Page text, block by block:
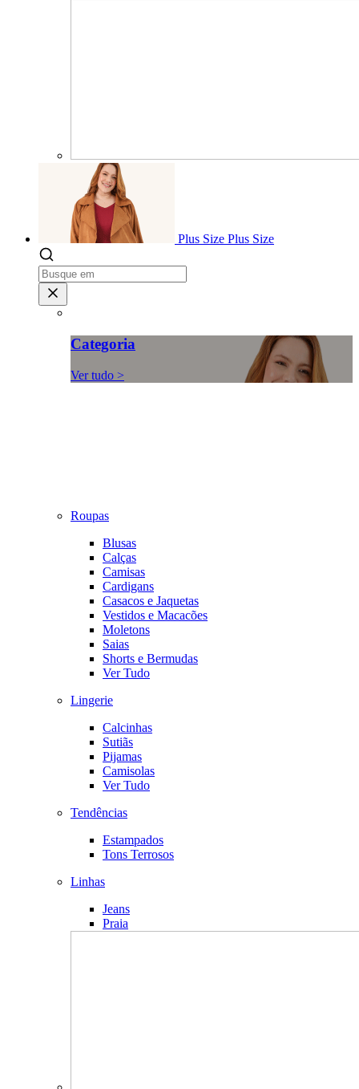
Plus Size Plus Size
Categoria
Ver tudo >
Roupas
Blusas
Calças
Camisas
Cardigans
Casacos e Jaquetas
Vestidos e Macacões
Moletons
Saias
Shorts e Bermudas
Ver Tudo
Lingerie
Calcinhas
Sutiãs
Pijamas
Camisolas
Ver Tudo
Tendências
Estampados
Tons Terrosos
Linhas
Jeans
Praia